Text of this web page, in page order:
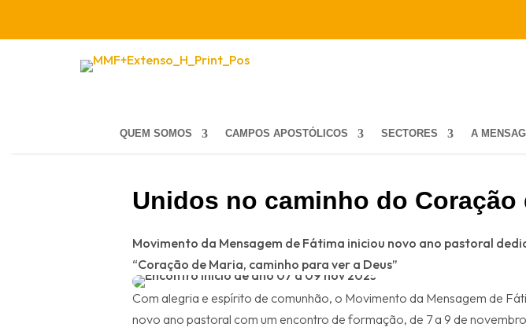
QUEM SOMOS CAMPOS APOSTÓLICOS SECTORES A
Unidos no caminho do Coração
Movimento da Mensagem de Fátima iniciou novo ano pastoral
“Coração de Maria, caminho para ver a Deus”
Com alegria e espírito de comunhão, o Movimento da Mensagem de
novo ano pastoral com um encontro de formação, de 7 a 9 de